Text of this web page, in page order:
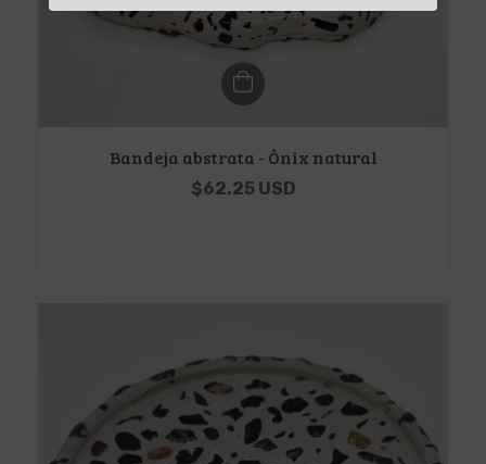
Bandeja abstrata - Ônix natural
$62.25 USD